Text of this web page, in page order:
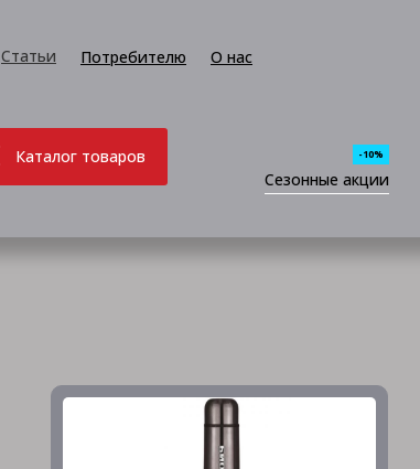
Статьи Потребителю О нас
Каталог товаров
Сезонные акции
-10%